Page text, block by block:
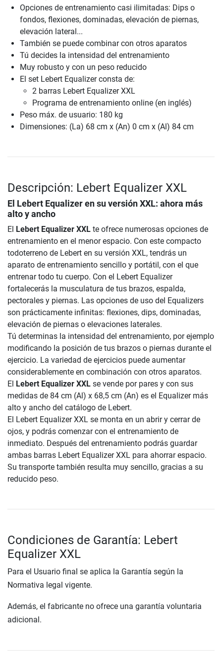
Opciones de entrenamiento casi ilimitadas: Dips o
fondos, flexiones, dominadas, elevación de piernas,
elevación lateral...
También se puede combinar con otros aparatos
Tú decides la intensidad del entrenamiento
Muy robusto y con un peso reducido
El set Lebert Equalizer consta de:
2 barras Lebert Equalizer XXL
Programa de entrenamiento online (en inglés)
Peso máx. de usuario: 180 kg
Dimensiones: (La) 68 cm x (An) 0 cm x (Al) 84 cm
Descripción: Lebert Equalizer XXL
El Lebert Equalizer en su versión XXL: ahora más
alto y ancho
El Lebert Equalizer XXL te ofrece numerosas opciones de
entrenamiento en el menor espacio. Con este compacto
todoterreno de Lebert en su versión XXL, tendrás un
aparato de entrenamiento sencillo y portátil, con el que
entrenar todo tu cuerpo. Con el Lebert Equalizer
fortalecerás la musculatura de tus brazos, espalda,
pectorales y piernas. Las opciones de uso del Equalizers
son prácticamente infinitas: flexiones, dips, dominadas,
elevación de piernas o elevaciones laterales.
Tú determinas la intensidad del entrenamiento, por ejemplo
modificando la posición de tus brazos o piernas durante el
ejercicio. La variedad de ejercicios puede aumentar
considerablemente en combinación con otros aparatos.
El Lebert Equalizer XXL se vende por pares y con sus
medidas de 84 cm (Al) x 68,5 cm (An) es el Equalizer más
alto y ancho del catálogo de Lebert.
El Lebert Equalizer XXL se monta en un abrir y cerrar de
ojos, y podrás comenzar con el entrenamiento de
inmediato. Después del entrenamiento podrás guardar
ambas barras Lebert Equalizer XXL para ahorrar espacio.
Su transporte también resulta muy sencillo, gracias a su
reducido peso.
Condiciones de Garantía: Lebert
Equalizer XXL
Para el Usuario final se aplica la Garantía según la
Normativa legal vigente.
Además, el fabricante no ofrece una garantía voluntaria
adicional.